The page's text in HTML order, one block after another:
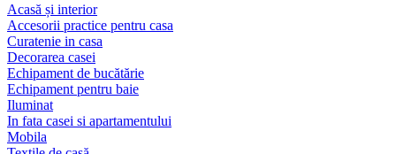
Acasă și interior
Accesorii practice pentru casa
Curatenie in casa
Decorarea casei
Echipament de bucătărie
Echipament pentru baie
Iluminat
In fata casei si apartamentului
Mobila